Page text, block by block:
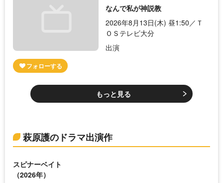
なんで私が神説教
2026年8月13日(木) 昼1:50／Ｔ
ＯＳテレビ大分
出演
もっと見る
萩原護のドラマ出演作
スピナーベイト
（2026年）